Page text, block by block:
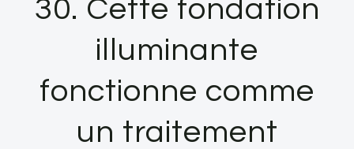
30. Cette fondation
illuminante
fonctionne comme
un traitement